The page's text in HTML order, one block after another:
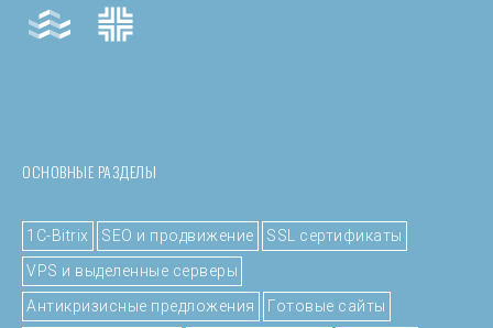
ОСНОВНЫЕ РАЗДЕЛЫ
1C-Bitrix SEO и продвижение
SSL сертификаты
VPS и выделенные серверы
Антикризисные предложения
Готовые сайты